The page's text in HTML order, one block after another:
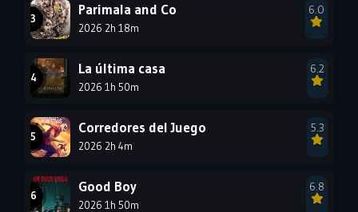
1984
1978
Parimala and Co
2026 2h 18m
6.0
La última casa
2026 1h 50m
6.2
Corredores del Juego
2026 2h 4m
5.3
Good Boy
2026 1h 50m
6.8